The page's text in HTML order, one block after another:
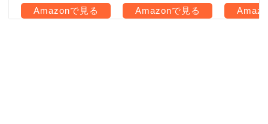
Amazonで見る Amazonで見る